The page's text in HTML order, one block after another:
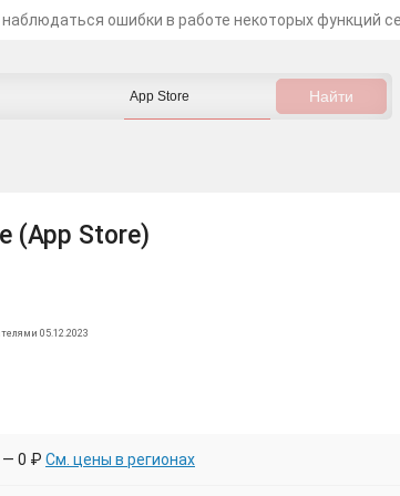
ошибки в работе некоторых функций
(App Store)
05.12.2023
— 0 ₽ См. цены в регионах